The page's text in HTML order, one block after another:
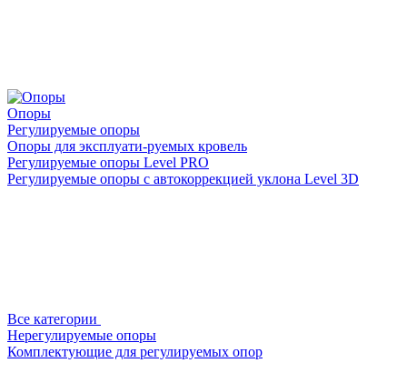
Опоры
Регулируемые опоры
Опоры для эксплуати-руемых кровель
Регулируемые опоры Level PRO
Регулируемые опоры с автокоррекцией уклона Level 3D
Все категории
Нерегулируемые опоры
Комплектующие для регулируемых опор